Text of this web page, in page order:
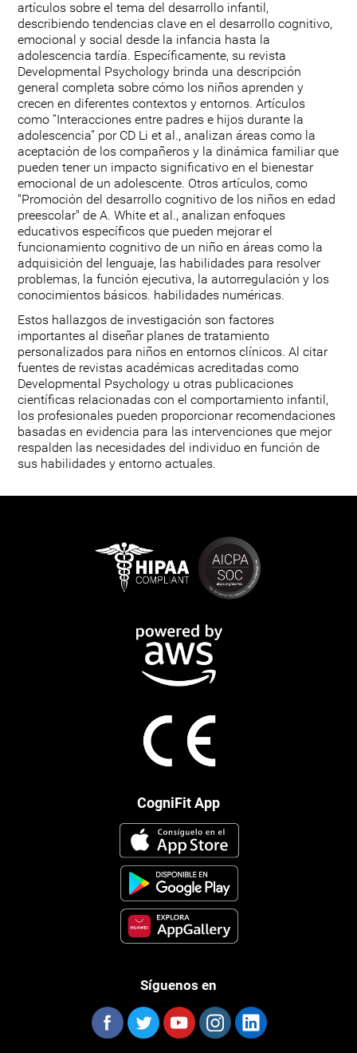
artículos sobre el tema del desarrollo infantil,
describiendo tendencias clave en el desarrollo cognitivo,
emocional y social desde la infancia hasta la
adolescencia tardía. Específicamente, su revista
Developmental Psychology brinda una descripción
general completa sobre cómo los niños aprenden y
crecen en diferentes contextos y entornos. Artículos
como “Interacciones entre padres e hijos durante la
adolescencia” por CD Li et al., analizan áreas como la
aceptación de los compañeros y la dinámica familiar que
pueden tener un impacto significativo en el bienestar
emocional de un adolescente. Otros artículos, como
"Promoción del desarrollo cognitivo de los niños en edad
preescolar" de A. White et al., analizan enfoques
educativos específicos que pueden mejorar el
funcionamiento cognitivo de un niño en áreas como la
adquisición del lenguaje, las habilidades para resolver
problemas, la función ejecutiva, la autorregulación y los
conocimientos básicos. habilidades numéricas.
Estos hallazgos de investigación son factores
importantes al diseñar planes de tratamiento
personalizados para niños en entornos clínicos. Al citar
fuentes de revistas académicas acreditadas como
Developmental Psychology u otras publicaciones
científicas relacionadas con el comportamiento infantil,
los profesionales pueden proporcionar recomendaciones
basadas en evidencia para las intervenciones que mejor
respalden las necesidades del individuo en función de
sus habilidades y entorno actuales.
CogniFit App
Síguenos en